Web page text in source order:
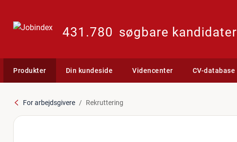
431.780 søgbare kandidater
Produkter Din kundeside Videncenter CV-database
For arbejdsgivere Rekruttering